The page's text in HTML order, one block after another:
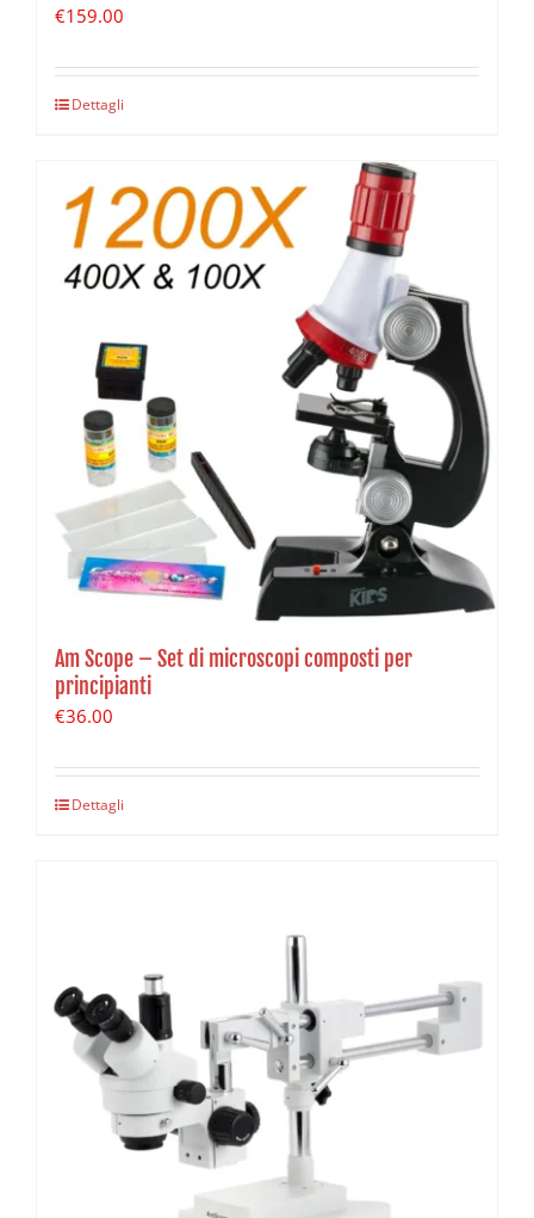
€159.00
Dettagli
Am Scope – Set di microscopi composti per
principianti
€36.00
Dettagli